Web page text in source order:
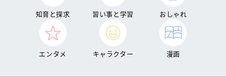
知育と探求 習い事と学習 おしゃれ
エンタメ キャラクター 漫画